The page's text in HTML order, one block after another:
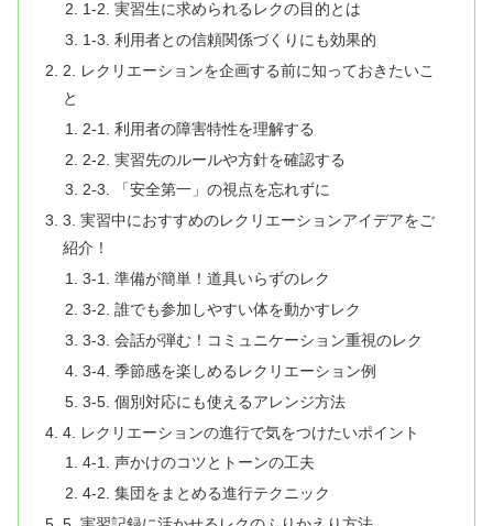
1-2. 実習生に求められるレクの目的とは
1-3. 利用者との信頼関係づくりにも効果的
2. レクリエーションを企画する前に知っておきたいこ
と
2-1. 利用者の障害特性を理解する
2-2. 実習先のルールや方針を確認する
2-3. 「安全第一」の視点を忘れずに
3. 実習中におすすめのレクリエーションアイデアをご
紹介！
3-1. 準備が簡単！道具いらずのレク
3-2. 誰でも参加しやすい体を動かすレク
3-3. 会話が弾む！コミュニケーション重視のレク
3-4. 季節感を楽しめるレクリエーション例
3-5. 個別対応にも使えるアレンジ方法
4. レクリエーションの進行で気をつけたいポイント
4-1. 声かけのコツとトーンの工夫
4-2. 集団をまとめる進行テクニック